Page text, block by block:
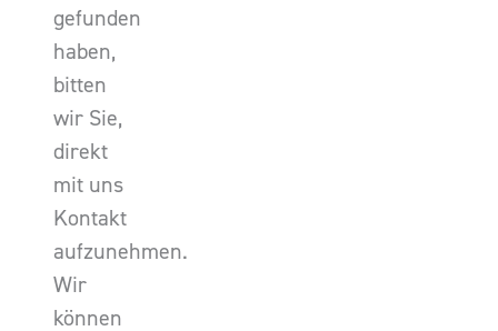
gefunden
haben,
bitten
wir Sie,
direkt
mit uns
Kontakt
aufzunehmen.
Wir
können